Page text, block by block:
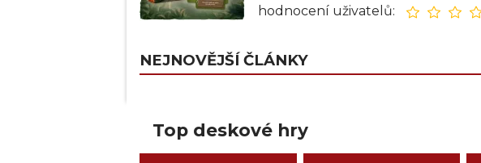
hodnocení uživatelů:
NEJNOVĚJŠÍ ČLÁNKY
Top deskové hry